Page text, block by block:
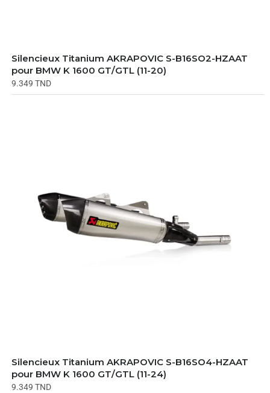
Silencieux Titanium AKRAPOVIC S-B16SO2-HZAAT
pour BMW K 1600 GT/GTL (11-20)
9.349 TND
Silencieux Titanium AKRAPOVIC S-B16SO4-HZAAT
pour BMW K 1600 GT/GTL (11-24)
9.349 TND